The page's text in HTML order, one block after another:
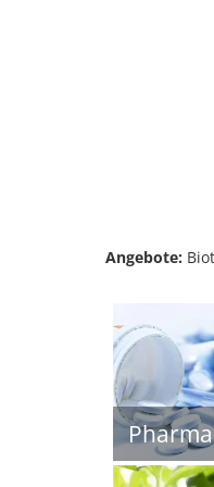
Angebote: